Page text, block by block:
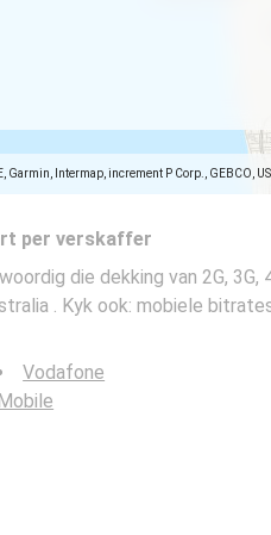
Garmin, Intermap, increment P Corp., GEBCO,
per verskaffer
die dekking van 2G, 3G,
. Kyk ook: mobiele
Vodafone